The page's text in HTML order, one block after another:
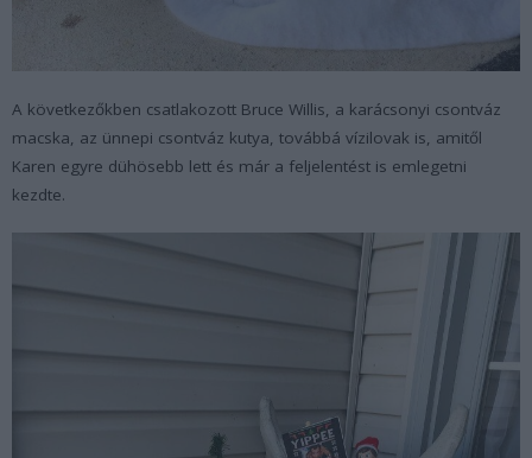
A következőkben csatlakozott Bruce Willis, a karácsonyi csontváz
macska, az ünnepi csontváz kutya, továbbá vízilovak is, amitől
Karen egyre dühösebb lett és már a feljelentést is emlegetni
kezdte.